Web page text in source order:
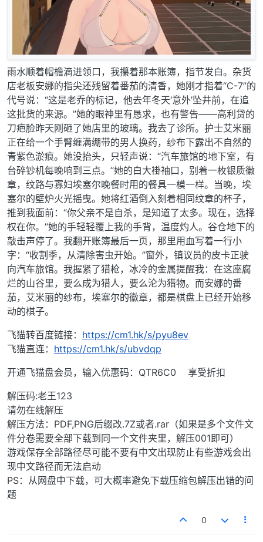
雨水顺着帽檐滴进领口，我攥着那本账簿，指节发白。杂货
店老板安娜的指尖还残留着番茄的清香，她刚才指着“C-7”的
代号说：“这是老乔的标记，他去年冬天‘意外’坠井前，在追
这批货的来源。”她的眼神里有恳求，也有警告——高利贷的
刀疤脸昨天刚砸了她店里的玻璃。我去了诊所。护士艾米丽
正在给一个手臂缠满绷带的男人换药，纱布下露出不自然的
青紫色淤痕。她没抬头，只轻声说：“汽车旅馆的地下室，有
台碎钞机每晚响到三点。”她的白大褂袖口，别着一枚银质徽
章，纹路与寡妇埃塞尔晚餐时用的餐具一模一样。当晚，埃
塞尔的壁炉火光摇曳。她将红酒倒入刻着相同纹章的杯子，
推到我面前：“你父亲不是自杀，是知道了太多。现在，选择
权在你。”她的手轻轻覆上我的手背，温度灼人。谷仓地下的
敲击声停了。我翻开账簿最后一页，那里用血写着一行小
字：“收割季，从清除害虫开始。”窗外，镇议员的皮卡正驶
向汽车旅馆。我握紧了猎枪，冰冷的金属提醒我：在这座腐
烂的山谷里，要么成为猎人，要么沦为猎物。而安娜的番
茄，艾米丽的纱布，埃塞尔的徽章，都是棋盘上已经开始移
动的棋子。
飞猫转百度链接： https://cm1.hk/s/pyu8ev
飞猫直连： https://cm1.hk/s/ubvdqp
开通飞猫盘会员，输入优惠码：QTR6C0 享受折扣
解压码:老王123
请勿在线解压
解压方法：PDF,PNG后缀改.7Z或者.rar（如果是多个文件文
件分卷需要全部下载到同一个文件夹里，解压001即可）
游戏保存全部路径尽可能不要有中文出现防止有些游戏会出
现中文路径而无法启动
PS：从网盘中下载，可大概率避免下载压缩包解压出错的问
题
0